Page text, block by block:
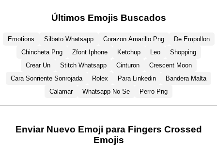
Últimos Emojis Buscados
Emotions Silbato Whatsapp Corazon Amarillo Png
De Empollon
Chincheta Png
Zfont Iphone Ketchup Leo
Shopping
Crear Un
Stitch Whatsapp Cinturon
Crescent Moon
Cara Sonriente Sonrojada
Rolex Para Linkedin
Bandera Malta
Calamar
Whatsapp No Se Perro Png
Enviar Nuevo Emoji para Fingers Crossed
Emojis